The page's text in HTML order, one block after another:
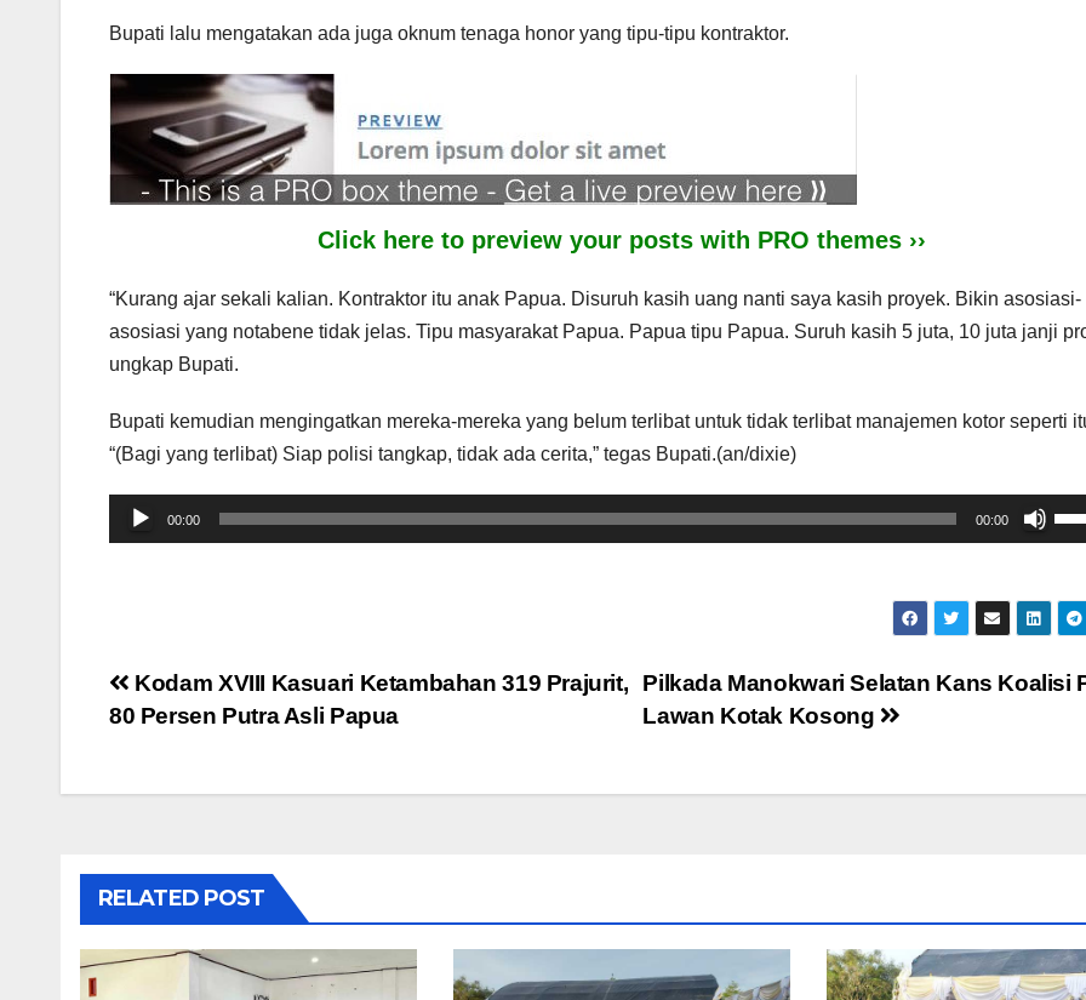
Bupati lalu mengatakan ada juga oknum tenaga honor yang tipu-tipu kontraktor.
Click here to preview your posts with PRO themes ››
“Kurang ajar sekali kalian. Kontraktor itu anak Papua. Disuruh kasih uang nanti saya kasih proyek. Bikin asosiasi-
asosiasi yang notabene tidak jelas. Tipu masyarakat Papua. Papua tipu Papua. Suruh kasih 5 juta, 10 juta janji
ungkap Bupati.
Bupati kemudian mengingatkan mereka-mereka yang belum terlibat untuk tidak terlibat manajemen kotor seperti
“(Bagi yang terlibat) Siap polisi tangkap, tidak ada cerita,” tegas Bupati.(an/dixie)
Audio
Player
00:00 00:00
to
Post
Pilkada Manokwari Selatan Kans Koalisi
Lawan Kotak Kosong
Kodam XVIII Kasuari Ketambahan 319 Prajurit,
80 Persen Putra Asli Papua
RELATED POST